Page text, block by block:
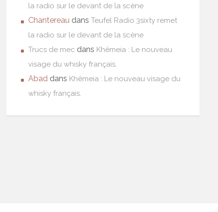
la radio sur le devant de la scène
Chantereau dansTeufel Radio 3sixty remet
la radio sur le devant de la scène
Trucs de mec dans Khêmeia : Le nouveau
visage du whisky français.
Abad dans Khêmeia : Le nouveau visage du
whisky français.